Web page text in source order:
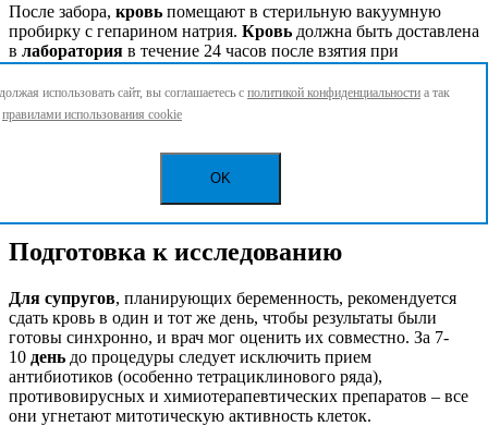
После забора, кровь помещают в стерильную вакуумную
пробирку с гепарином натрия. Кровь должна быть доставлена
в лаборатория в течение 24 часов после взятия при
комнатной температуре (ни в коем случае не замораживать и
не перегревать выше 25°C).
Перед тем каксдавать
особенно антибиотиках и цитостатиках, которые могут
подавлять деление клеток.
Подготовка к исследованию
Для супругов, планирующих беременность, рекомендуется
сдать кровь в один и тот же день, чтобы результаты были
готовы синхронно, и врач мог оценить их совместно. За 7-
10 день до процедуры следует исключить прием
антибиотиков (особенно тетрациклинового ряда),
противовирусных и химиотерапевтических препаратов – все
они угнетают митотическую активность клеток.
использовать сайт, вы соглашаетесь с политикой конфиденциальности а так
правилами использования cookie
OK